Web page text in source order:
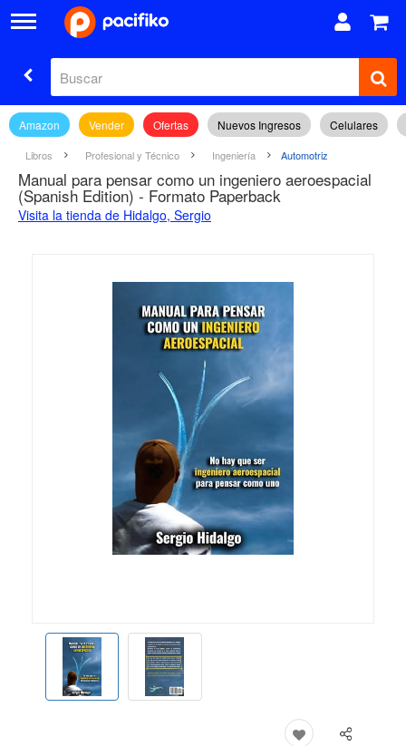
Amazon Vender Ofertas Nuevos Ingresos Celulares
Libros Profesional y Técnico Ingeniería Automotriz
Manual para pensar como un ingeniero aeroespacial
(Spanish Edition) - Formato Paperback
Visita la tienda de Hidalgo, Sergio